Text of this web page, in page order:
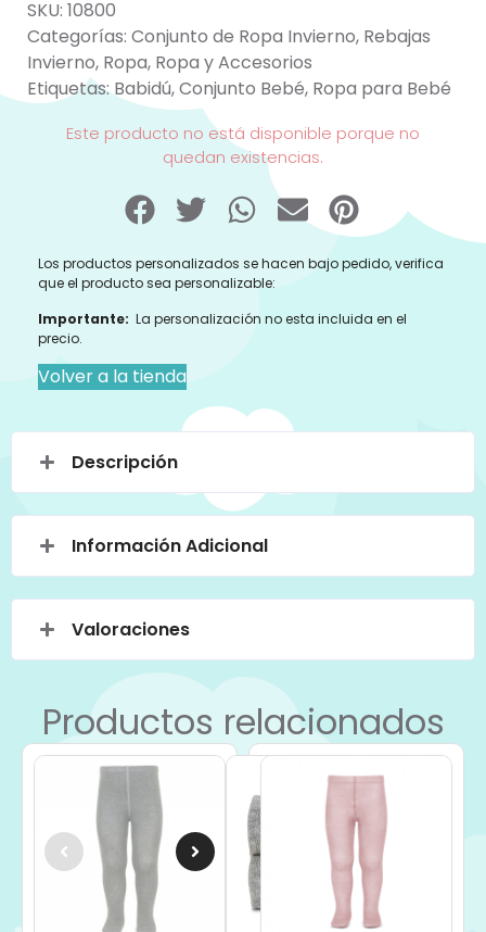
SKU: 10800
Categorías: Conjunto de Ropa Invierno, Rebajas
Invierno, Ropa, Ropa y Accesorios
Etiquetas:Babidú,Conjunto Bebé, Ropa para Bebé
Este producto no está disponible porque no
quedan existencias.
Los productos personalizados se hacen bajo pedido, verifica
que el producto sea personalizable:
Importante: La personalización no esta incluida en el
precio.
Volver a la tienda
Descripción
Información Adicional
Valoraciones
Productos relacionados